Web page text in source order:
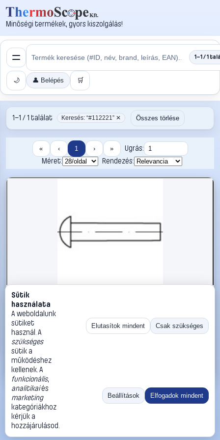
Minőségi termékek, gyors kiszolgálás!
1–1 / 1
🌙 👤 Belépés 🛒
1–1 / 1 találat Keresés: “#112221” ✕ Összes törlése
« ‹ 1 › »
Ugrás:
Méret:
Rendezés:
#112221
TOOLCRAFT 112221 Félkerek szegecs (Ø x H) 8 mm x 22 mm
Acél 250 db
TOOLCRAFT Szegecsek
14 990 Ft
Kosárba
«
Ugrás:
Méret:
Rendezés:
©2026
ThermoScope
ÁSZF
Cégbemutató
Sütik
használata
A weboldalunk
sütiket
használ. A
szükséges
sütik a
működéshez
kellenek. A
funkcionális,
analitikaiés
marketing
kategóriákhoz
kérjük a
hozzájárulásod.
Elutasítok mindent Csak szükséges
Beállítások Elfogadok mindent